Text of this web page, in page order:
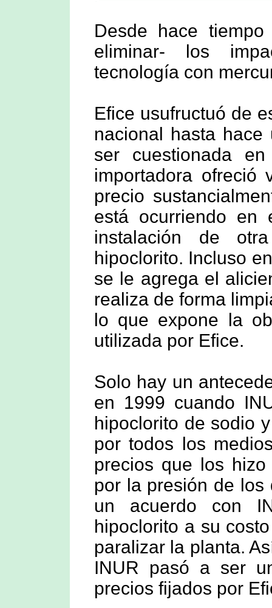
Desde hace
eliminar- los
tecnología con
Efice usufructuó de
nacional hasta
ser cuestionada
importadora
precio
está ocurriendo en
instalación de
hipoclorito. Incluso
se le agrega el
realiza de forma
lo que expone la
utilizada por Efice.
Solo hay un
en 1999 cuando
hipoclorito de sodio
por todos los
precios que los
por la presión de los
un acuerdo con
hipoclorito a su
paralizar la planta.
INUR pasó a ser
precios fijados por